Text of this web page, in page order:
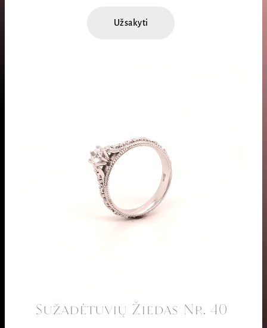
Užsakyti
Sužadėtuvių Žiedas Nr. 40